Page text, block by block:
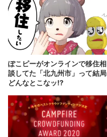
ぽこピーがオンラインで移住相
談してた「北九州市」って結局
どんなとこなッ⁉